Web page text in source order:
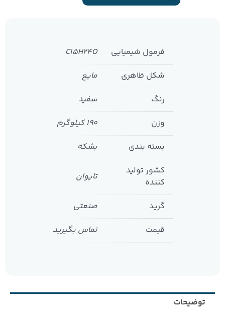
فرمول شیمیایی
C15H24O
شکل ظاهری
مایع
رنگ
سفید
وزن
۱۹۰ کیلوگرم
بسته بندی
بشکه
کشور تولید
کننده
تایوان
گرید
صنعتی
قیمت
تماس بگیرید
توضیحات